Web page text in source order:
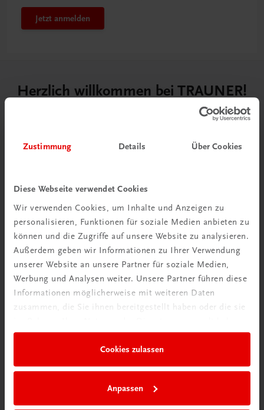
Zustimmung Details Über Cookies
Diese Webseite verwendet Cookies
Wir verwenden Cookies, um Inhalte und Anzeigen zu
personalisieren, Funktionen für soziale Medien anbieten zu
können und die Zugriffe auf unsere Website zu analysieren.
Außerdem geben wir Informationen zu Ihrer Verwendung
unserer Website an unsere Partner für soziale Medien,
Werbung und Analysen weiter. Unsere Partner führen diese
Informationen möglicherweise mit weiteren Daten
zusammen, die Sie ihnen bereitgestellt haben oder die sie
Cookies zulassen
Anpassen
Jetzt anmelden
Herzlich willkommen bei TRAUNER!
Wir sind ein österreichisches Familienunternehmen mit
Begeisterung für unsere Produkte.
mehr erfahren
TRAUNER Verlag + Buchservice GmbH
Köglstraße 14 | 4020 Linz
Tel.:+43 732 778241
buchservice@trauner.at
WhatsApp:+43 664 88 58 69 41